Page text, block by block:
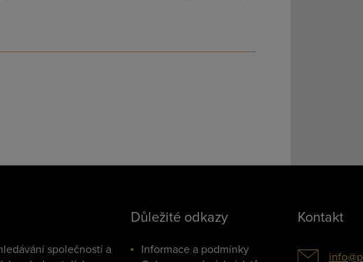
společností a
Důležité odkazy
Informace a podmínky
Kontakt